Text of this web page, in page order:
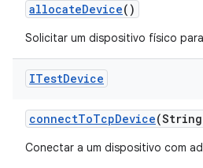
allocateDevice()
Solicitar um dispositivo físico
ITestDevice
connectToTcpDevice
Conectar a um dispositivo com